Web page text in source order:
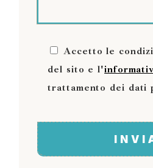
Accetto le
del sito e l'
trattamento dei dati